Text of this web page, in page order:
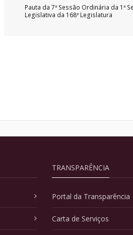
Pauta da 7ª Sessão Ordinária da 1ª
Legislativa da 168ª Legislatura
TRANSPARÊNCIA
Portal da Transparência
Carta de Serviços